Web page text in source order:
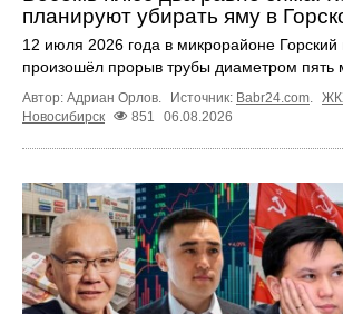
планируют убирать яму в
12 июля 2026 года в микрорайоне Горский
произошёл прорыв трубы диаметром пять
Автор: Адриан Орлов. Источник: Babr24.com.
Новосибирск
851 06.08.2026